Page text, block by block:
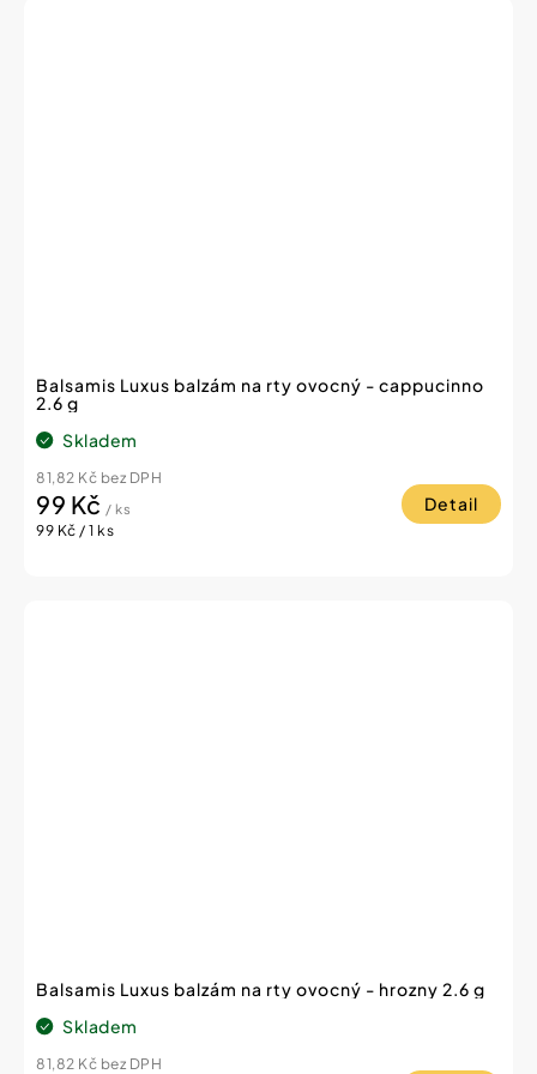
Balsamis Luxus balzám na rty ovocný - cappucinno
2.6 g
Skladem
81,82 Kč bez DPH
99 Kč / ks
Měrná
99 Kč / 1 ks
Detail
Balsamis Luxus balzám na rty ovocný - hrozny 2.6 g
Skladem
81,82 Kč bez DPH